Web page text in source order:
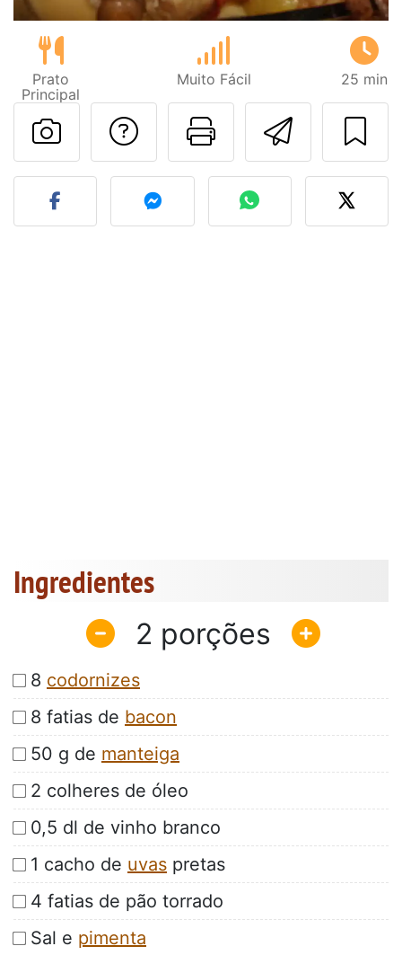
Prato
Principal
Muito Fácil 25 min
Imprima
Falar com o autor
Fez esta receita?
Ingredientes
2
8 codornizes
8 fatias de bacon
50 g de manteiga
2 colheres de óleo
0,5 dl de vinho branco
1 cacho de uvas pretas
4 fatias de pão torrado
Sal e pimenta